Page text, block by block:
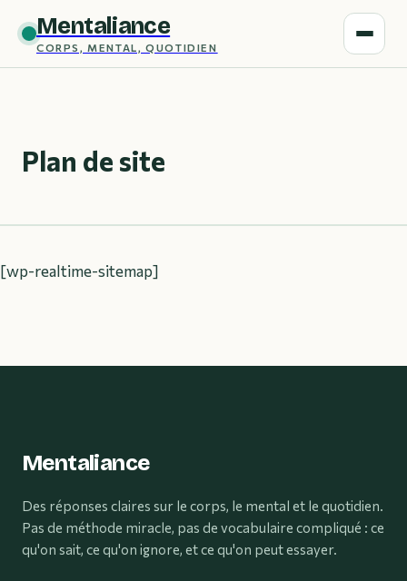
Mentaliance
CORPS, MENTAL, QUOTIDIEN
Plan de site
[wp-realtime-sitemap]
Mentaliance
Des réponses claires sur le corps, le mental et le quotidien.
Pas de méthode miracle, pas de vocabulaire compliqué : ce
qu'on sait, ce qu'on ignore, et ce qu'on peut essayer.